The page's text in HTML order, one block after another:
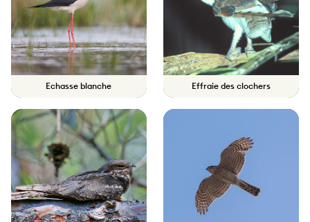
Echasse blanche Effraie des clochers